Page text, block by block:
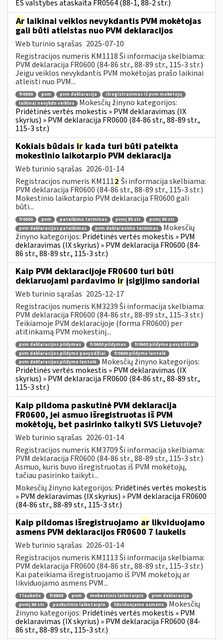
ES valstybes ataskaita FR0564 (88-1, 88-2 str.)
Ar laikinai veiklos nevykdantis PVM mokėtojas
gali būti atleistas nuo PVM deklaracijos
Web turinio sąrašas 2025-07-10
Registracijos numeris KM1118 Ši informacija skelbiama:
PVM deklaracija FR0600 (84-86 str., 88-89 str., 115-3 str.)
Jeigu veiklos nevykdantis PVM mokėtojas prašo laikinai
atleisti nuo PVM...
fr0600 pvm pvm deklaracija
išregistravimas iš pvm mokėtojų
laikinai nevykdo veiklos
Mokesčių žinyno kategorijos:
Pridėtinės vertės mokestis » PVM deklaravimas (IX
skyrius) » PVM deklaracija FR0600 (84-86 str., 88-89 str.,
115-3 str.)
Kokiais būdais ir kada turi būti pateikta
mokestinio laikotarpio PVM deklaracija
Web turinio sąrašas 2026-01-14
Registracijos numeris KM1112 Ši informacija skelbiama:
PVM deklaracija FR0600 (84-86 str., 88-89 str., 115-3 str.)
Mokestinio laikotarpio PVM deklaracija FR0600 gali
būti...
fr0600 pvm pateikimo terminas pvmį 85 str
pvmį 86 str
pvm deklaracijos pateikimas
pvm deklaravimo terminas
Mokesčių
žinyno kategorijos: Pridėtinės vertės mokestis » PVM
deklaravimas (IX skyrius) » PVM deklaracija FR0600 (84-
86 str., 88-89 str., 115-3 str.)
Kaip PVM deklaracijoje FR0600 turi būti
deklaruojami pardavimo ir įsigijimo sandoriai
Web turinio sąrašas 2025-12-17
Registracijos numeris KM3239 Ši informacija skelbiama:
PVM deklaracija FR0600 (84-86 str., 88-89 str., 115-3 str.)
Teikiamoje PVM deklaracijoje (forma FR0600) per
atitinkamą PVM mokestinį...
pvm deklaracijos pildymas fr0600 pildymas
fr0600 pildymo pavyzdžiai
pvm deklaracijos pildymo pavyzdžiai
fr0600 pildymo lentelė
pvm deklaracijos pildymo lentelė
Mokesčių žinyno kategorijos:
Pridėtinės vertės mokestis » PVM deklaravimas (IX
skyrius) » PVM deklaracija FR0600 (84-86 str., 88-89 str.,
115-3 str.)
Kaip pildoma paskutinė PVM deklaracija
FR0600, jei asmuo išregistruotas iš PVM
mokėtojų, bet pasirinko taikyti SVS Lietuvoje?
Web turinio sąrašas 2026-01-14
Registracijos numeris KM3709 Ši informacija skelbiama:
PVM deklaracija FR0600 (84-86 str., 88-89 str., 115-3 str.)
Asmuo, kuris buvo išregistruotas iš PVM mokėtojų,
tačiau pasirinko taikyti...
Mokesčių žinyno kategorijos: Pridėtinės vertės mokestis
» PVM deklaravimas (IX skyrius) » PVM deklaracija FR0600
(84-86 str., 88-89 str., 115-3 str.)
Kaip pildomas išregistruojamo ar likviduojamo
asmens PVM deklaracijos FR0600 7 laukelis
Web turinio sąrašas 2026-01-14
Registracijos numeris KM1113 Ši informacija skelbiama:
PVM deklaracija FR0600 (84-86 str., 88-89 str., 115-3 str.)
Kai pateikiama išregistruojamo iš PVM mokėtojų ar
likviduojamo asmens PVM...
7 laukelis fr0600 pvm mokestinis laikotarpis
pvm deklaracija
pvmį 86 str
paskutinio laikotarpio likviduojamo asmens
Mokesčių
žinyno kategorijos: Pridėtinės vertės mokestis » PVM
deklaravimas (IX skyrius) » PVM deklaracija FR0600 (84-
86 str., 88-89 str., 115-3 str.)